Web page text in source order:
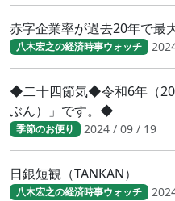
赤字企業率が過去20年で最
八木宏之の経済時事ウォッチ
◆二十四節気◆令和6年（
ぶん）」です。◆
季節のお便り 2024 / 09 / 19
日銀短観（TANKAN）
八木宏之の経済時事ウォッチ